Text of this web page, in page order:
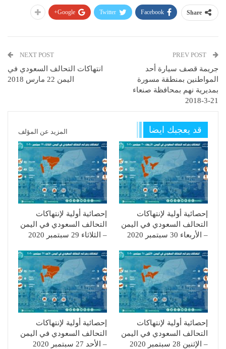
Share
Facebook
Twitter
Google+
جريمة قصف سيارة أحد
المواطنين بمنطقة مسورة
بمديرية نهم بمحافظة صنعاء
21-3-2018
NEXT POST
انتهاكات التحالف السعودي في
اليمن 22 مارس 2018
قد يعجبك ايضا المزيد عن المؤلف
إحصائية أولية لإنتهاكات
التحالف السعودي في اليمن
– الأربعاء 30 سبتمبر 2020
إحصائية أولية لإنتهاكات
التحالف السعودي في اليمن
– الثلاثاء 29 سبتمبر 2020
إحصائية أولية لإنتهاكات
التحالف السعودي في اليمن
– الإثنين 28 سبتمبر 2020
إحصائية أولية لإنتهاكات
التحالف السعودي في اليمن
– الأحد 27 سبتمبر 2020